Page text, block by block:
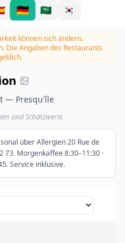
🇩🇪 🇸🇦 🇰🇷
können sich ändern.
Die Angaben des Restaurants
— Presqu'île
sind Schätzwerte
über Allergien 20 Rue de
73. Morgenkaffee 8:30–11:30 ·
Service inklusive.